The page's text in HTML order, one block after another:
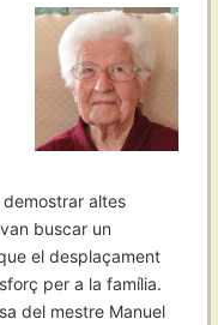
altes
buscar un
el desplaçament
per a la família.
del mestre Manuel